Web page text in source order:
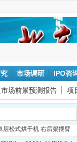
市场调研 IPO咨
场前景预测报告 项
层松式烘干机 右后梁摆臂